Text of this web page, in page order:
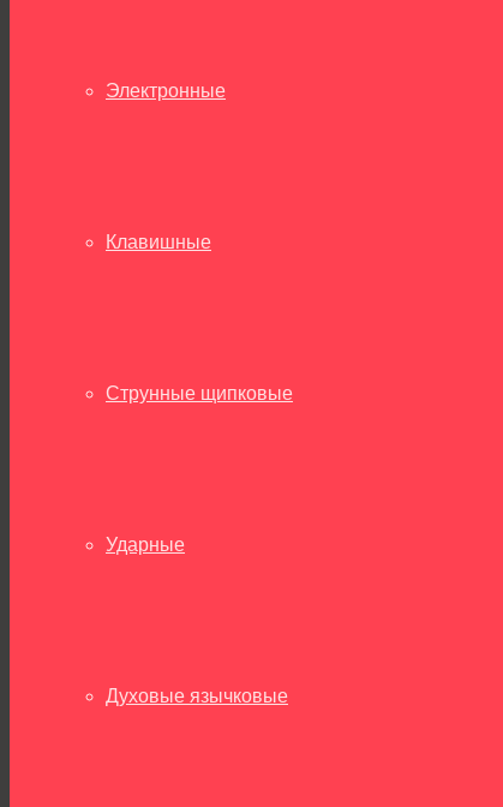
Электронные
Клавишные
Струнные щипковые
Ударные
Духовые язычковые